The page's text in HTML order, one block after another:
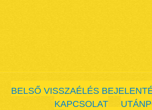
BELSŐ VISSZAÉLÉS
KAPCSOLAT